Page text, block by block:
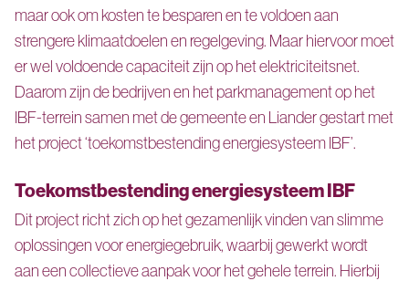
maar ook om kosten te besparen en te voldoen aan
strengere klimaatdoelen en regelgeving. Maar hiervoor moet
er wel voldoende capaciteit zijn op het elektriciteitsnet.
Daarom zijn de bedrijven en het parkmanagement op het
IBF-terrein samen met de gemeente en Liander gestart met
het project ‘toekomstbestending energiesysteem IBF’.
Toekomstbestending energiesysteem IBF
Dit project richt zich op het gezamenlijk vinden van slimme
oplossingen voor energiegebruik, waarbij gewerkt wordt
aan een collectieve aanpak voor het gehele terrein. Hierbij